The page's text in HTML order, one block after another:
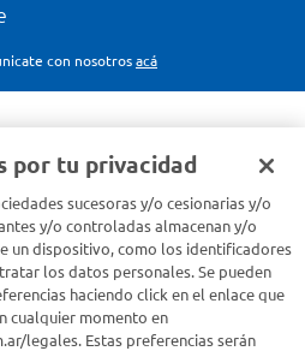
con nosotros acá
por tu privacidad
sucesoras y/o cesionarias y/o
y/o controladas almacenan y/o
un dispositivo, como los identificadores
los datos personales. Se pueden
haciendo click en el enlace que
cualquier momento en
legales. Estas preferencias serán